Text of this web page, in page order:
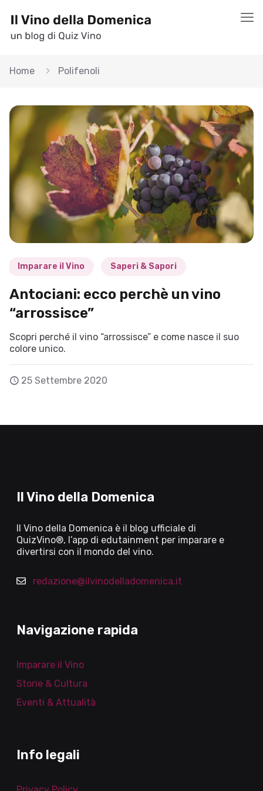
Home Polifenoli
Imparare il Vino Saperi & Sapori
Antociani: ecco perchè un vino
“arrossisce”
Scopri perché il vino “arrossisce” e come nasce il suo
colore unico.
25 Settembre 2020
Il Vino della Domenica
Il Vino della Domenica è il blog ufficiale di
QuizVino®, l’app di edutainment per imparare e
divertirsi con il mondo del vino.
redazione@ilvinodelladomenica.it
Navigazione rapida
Imparare il Vino
Storie & Cultura
Eventi & Attualità
Info legali